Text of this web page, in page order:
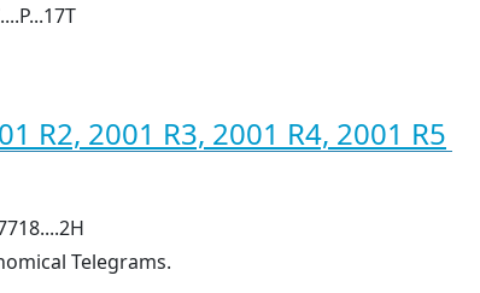
R2, 2001 R3, 2001 R4, 2001 R5
Telegrams.